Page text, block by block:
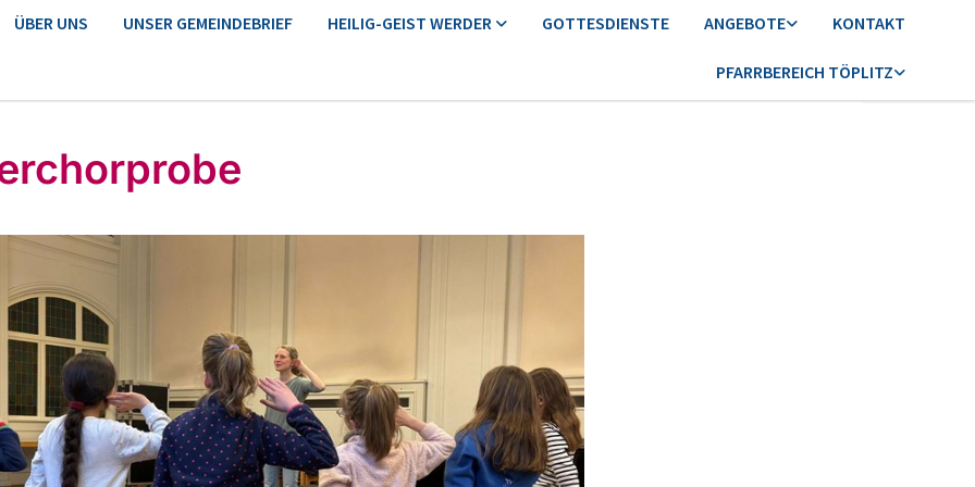
ÜBER UNS UNSER GEMEINDEBRIEF HEILIG-GEIST WERDER GOTTESDIENSTE ANGEBOTE KONTAKT
PFARRBEREICH TÖPLITZ